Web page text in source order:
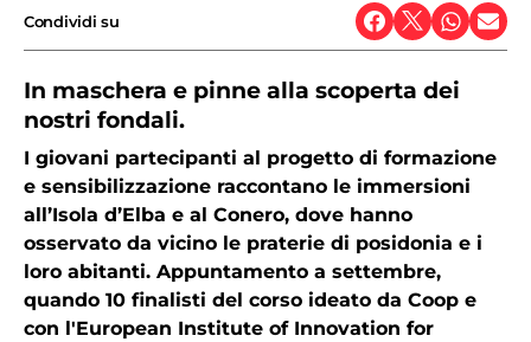
Condividi su
In maschera e pinne alla scoperta dei
nostri fondali.
I giovani partecipanti al progetto di formazione
e sensibilizzazione raccontano le immersioni
all’Isola d’Elba e al Conero, dove hanno
osservato da vicino le praterie di posidonia e i
loro abitanti. Appuntamento a settembre,
quando 10 finalisti del corso ideato da Coop e
con l'European Institute of Innovation for